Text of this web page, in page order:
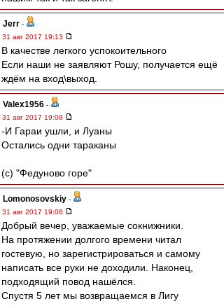
Jerr -
31 авг 2017 19:13
В качестве легкого успокоительного
Если наши не заявляют Рошу, получается ещё
ждём на вход\выход.
Valex1956 -
31 авг 2017 19:08
-И Гараи ушли, и Луаны
Остались одни тараканы
(с) "Федуново горе"
Lomonosovskiy -
31 авг 2017 19:08
Добрый вечер, уважаемые сокнижники.
На протяжении долгого времени читал
гостевую, но зарегистрироваться и самому
написать все руки не доходили. Наконец,
подходящий повод нашёлся.
Спустя 5 лет мы возвращаемся в Лигу